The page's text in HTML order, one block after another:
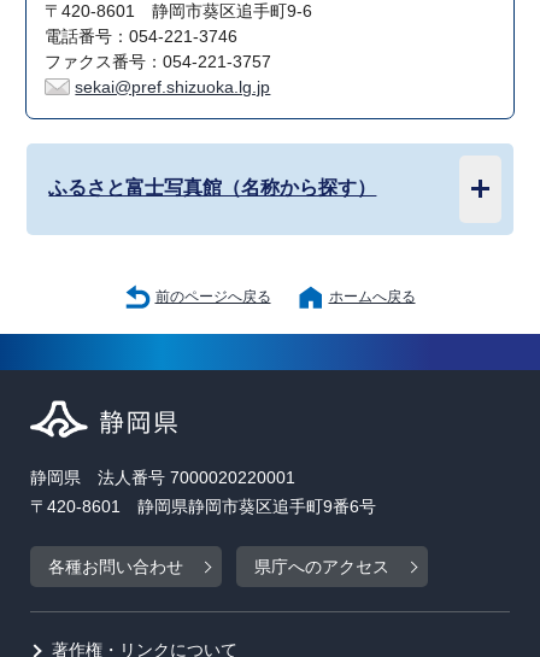
〒420-8601 静岡市葵区追手町9-6
電話番号：054-221-3746
ファクス番号：054-221-3757
sekai@pref.shizuoka.lg.jp
ふるさと富士写真館（名称から探す）
前のページへ戻る ホームへ戻る
静岡県 法人番号 7000020220001
〒420-8601 静岡県静岡市葵区追手町9番6号
各種お問い合わせ 県庁へのアクセス
著作権・リンクについて